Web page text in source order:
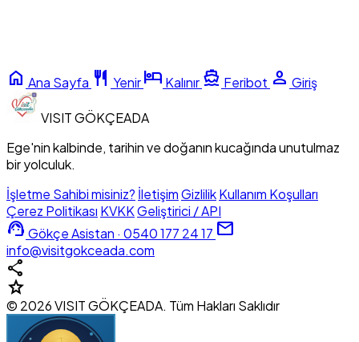
home Ana Sayfa restaurant Yenirhotel Kalınır directions_boat Feribot person Giriş
VISITGÖKÇEADA
Ege'nin kalbinde, tarihin ve doğanın kucağında unutulmaz
bir yolculuk.
İşletme Sahibi misiniz? İletişimGizlilikKullanım Koşulları
Çerez Politikası KVKKGeliştirici / API
support_agent Gökçe Asistan · 0540 177 24 17 mail
info@visitgokceada.com
share
star
© 2026 VISIT GÖKÇEADA. Tüm Hakları Saklıdır